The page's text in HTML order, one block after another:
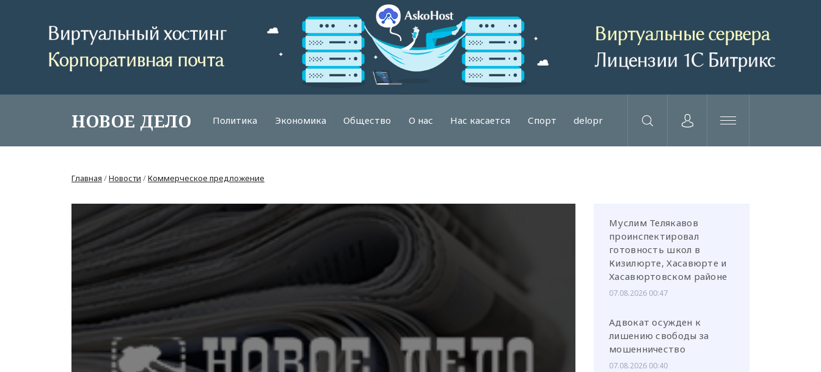
НОВОЕ ДЕЛО Политика Экономика Общество О нас Нас касается Спорт delopr
или через соц. сети
Главная /Новости /Коммерческое предложение
Муслим Телякавов
проинспектировал
готовность школ в
Кизилюрте, Хасавюрте и
Хасавюртовском районе
07.08.2026 00:47
Адвокат осужден к
лишению свободы за
мошенничество
07.08.2026 00:40